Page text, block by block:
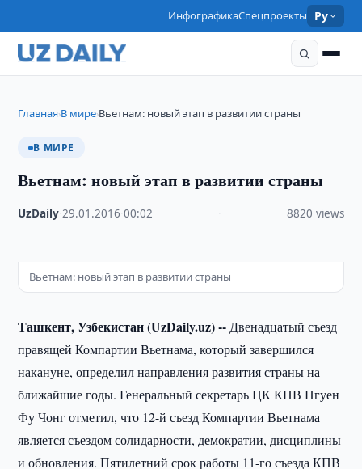
ИнфографикаСпецпроекты Ру
Главная›В мире›Вьетнам: новый этап в развитии страны
В МИРЕ
Вьетнам: новый этап в развитии страны
UzDaily ·29.01.2016 ·00:02 8820 views
Вьетнам: новый этап в развитии страны
Ташкент, Узбекистан (UzDaily.uz) -- Двенадцатый съезд
правящей Компартии Вьетнама, который завершился
накануне, определил направления развития страны на
ближайшие годы. Генеральный секретарь ЦК КПВ Нгуен
Фу Чонг отметил, что 12-й съезд Компартии Вьетнама
является съездом солидарности, демократии, дисциплины
и обновления. Пятилетний срок работы 11-го съезда КПВ